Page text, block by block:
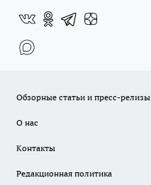
Обзорные статьи и пресс-релизы
О нас
Контакты
Редакционная политика